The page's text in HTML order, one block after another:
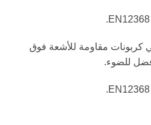
كربونات مقاومة للأشعة فوق
للضوء.